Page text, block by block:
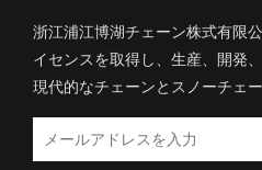
浙江浦江博湖チェーン株式有限
イセンスを取得し、生産、開発
現代的なチェーンとスノーチェ